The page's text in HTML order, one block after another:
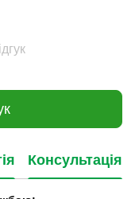
Консультація